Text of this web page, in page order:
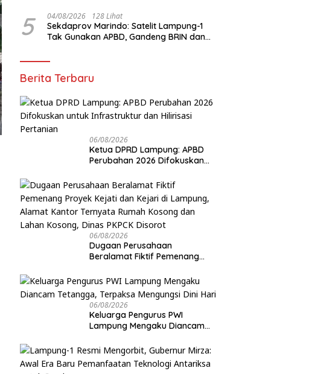
5 04/08/2026 128 Lihat
Sekdaprov Marindo: Satelit Lampung-1
Tak Gunakan APBD, Gandeng BRIN dan
Berbasis Data
Berita Terbaru
06/08/2026
Ketua DPRD Lampung: APBD
Perubahan 2026 Difokuskan
Hilirisasi Pertanian
06/08/2026
Dugaan Perusahaan
Beralamat Fiktif Pemenang
Lampung, Alamat Kantor
Ternyata Rumah Kosong dan
Lahan Kosong, Dinas PKPCK
Disorot
06/08/2026
Keluarga Pengurus PWI
Lampung Mengaku Diancam
Dini Hari